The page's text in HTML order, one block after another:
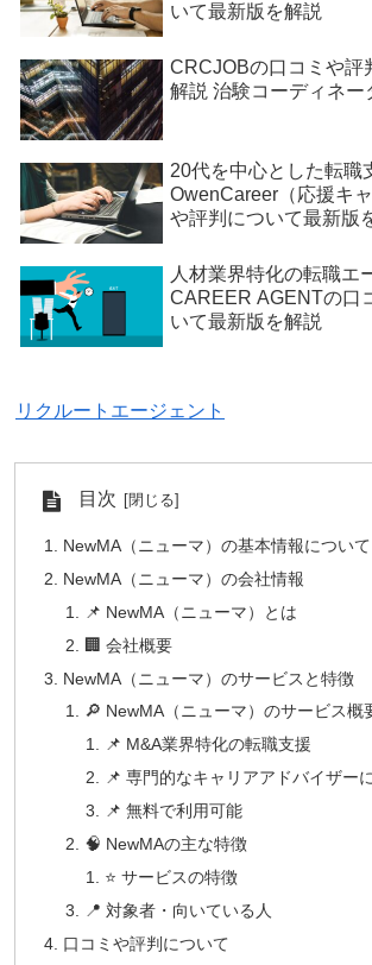
いて最新版を解説
CRCJOBの口コミや評
解説 治験コーディネー
20代を中心とした転職
OwenCareer（応援キ
や評判について最新版
人材業界特化の転職エ
CAREER AGENTの口
いて最新版を解説
リクルートエージェント
目次
NewMA（ニューマ）の基本情報について
NewMA（ニューマ）の会社情報
📌 NewMA（ニューマ）とは
🏢 会社概要
NewMA（ニューマ）のサービスと特徴
🔎 NewMA（ニューマ）のサービス概
📌 M&A業界特化の転職支援
📌 専門的なキャリアアドバイザー
📌 無料で利用可能
🧠 NewMAの主な特徴
⭐ サービスの特徴
📍 対象者・向いている人
口コミや評判について